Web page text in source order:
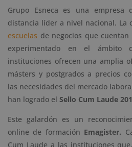
Grupo Esneca es una
distancia líder a nivel nacional. La
escuelas de negocios que
experimentado en el ámbito
instituciones ofrecen una amplia
másters y postgrados a precios
las necesidades del mercado
han logrado el Sello Cum Laude
Este galardón es un
online de formación Emagister.
Cum Laude a las instituciones